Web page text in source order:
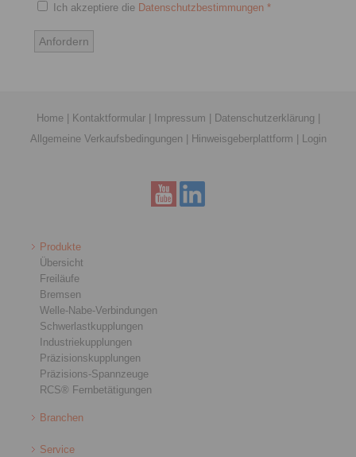
Ich akzeptiere die Datenschutzbestimmungen *
Home| Kontaktformular| Impressum Datenschutzerklärung
Allgemeine Verkaufsbedingungen
Hinweisgeberplattform Login
Produkte
Übersicht
Freiläufe
Bremsen
Welle-Nabe-Verbindungen
Schwerlastkupplungen
Industriekupplungen
Präzisionskupplungen
Präzisions-Spannzeuge
RCS® Fernbetätigungen
Branchen
Service